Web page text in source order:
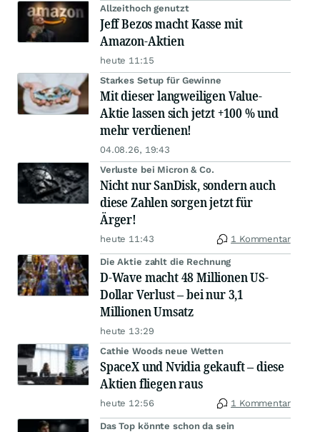
Allzeithoch genutzt
Jeff Bezos macht Kasse mit
Amazon-Aktien
heute 11:15
Starkes Setup für Gewinne
Mit dieser langweiligen Value-
Aktie lassen sich jetzt +100 % und
mehr verdienen!
04.08.26, 19:43
Verluste bei Micron & Co.
Nicht nur SanDisk, sondern auch
diese Zahlen sorgen jetzt für
Ärger!
heute 11:43 1 Kommentar
Die Aktie zahlt die Rechnung
D-Wave macht 48 Millionen US-
Dollar Verlust – bei nur 3,1
Millionen Umsatz
heute 13:29
Cathie Woods neue Wetten
SpaceX und Nvidia gekauft – diese
Aktien fliegen raus
heute 12:56 1 Kommentar
Das Top könnte schon da sein